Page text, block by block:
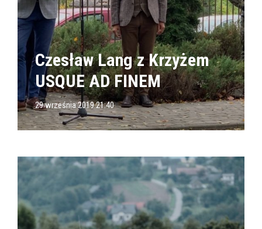
Czesław Lang z Krzyżem
USQUE AD FINEM
29 września 2019 21:40